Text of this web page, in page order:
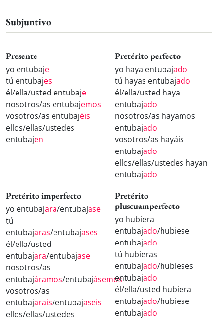
Subjuntivo
Presente
yo entubaje
tú entubajes
él/ella/usted entubaje
nosotros/as entubajemos
vosotros/as entubajéis
ellos/ellas/ustedes
entubajen
Pretérito perfecto
yo haya entubajado
tú hayas entubajado
él/ella/usted haya
entubajado
nosotros/as hayamos
entubajado
vosotros/as hayáis
entubajado
ellos/ellas/ustedes hayan
entubajado
Pretérito imperfecto
yo entubajara/entubajase
tú
entubajaras/entubajases
él/ella/usted
entubajara/entubajase
nosotros/as
entubajáramos/entubajásemos
vosotros/as
entubajarais/entubajaseis
ellos/ellas/ustedes
Pretérito
pluscuamperfecto
yo hubiera
entubajado/hubiese
entubajado
tú hubieras
entubajado/hubieses
entubajado
él/ella/usted hubiera
entubajado/hubiese
entubajado